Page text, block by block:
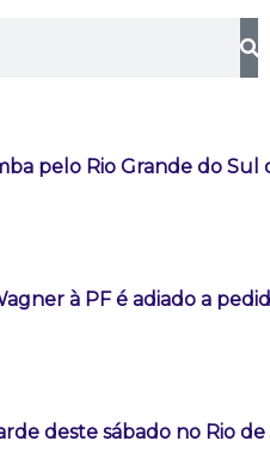
pelo Rio Grande do
à PF é adiado a
deste sábado no Rio